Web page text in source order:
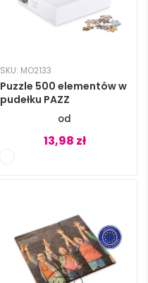
SKU: MO2133
Puzzle 500 elementów w
pudełku PAZZ
13,98 zł